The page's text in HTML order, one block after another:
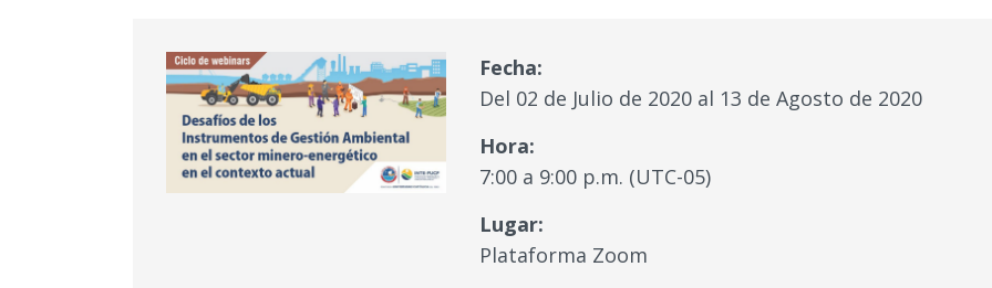
Fecha:
Del 02 de Julio de 2020 al 13 de Agosto de 2020
Hora:
7:00 a 9:00 p.m. (UTC-05)
Lugar:
Plataforma Zoom